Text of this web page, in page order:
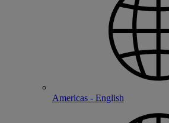
Americas - English